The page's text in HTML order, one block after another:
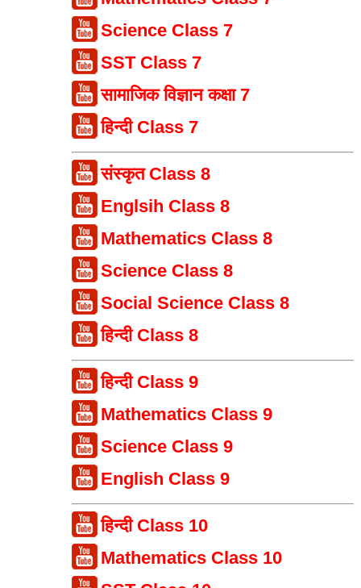
Science Class 7
SST Class 7
सामाजिक विज्ञान कक्षा 7
हिन्दी Class 7
संस्कृत Class 8
Englsih Class 8
Mathematics Class 8
Science Class 8
Social Science Class 8
हिन्दी Class 8
हिन्दी Class 9
Mathematics Class 9
Science Class 9
English Class 9
हिन्दी Class 10
Mathematics Class 10